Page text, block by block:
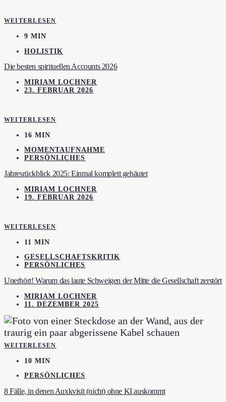
WEITERLESEN
9 MIN
HOLISTIK
Die besten spirituellen Accounts 2026
MIRIAM LOCHNER
23. FEBRUAR 2026
WEITERLESEN
16 MIN
MOMENTAUFNAHME
PERSÖNLICHES
Jahresrückblick 2025: Einmal komplett gehäutet
MIRIAM LOCHNER
19. FEBRUAR 2026
WEITERLESEN
11 MIN
GESELLSCHAFTSKRITIK
PERSÖNLICHES
Unerhört! Warum das laute Schweigen der Mitte die Gesellschaft zerstört
MIRIAM LOCHNER
11. DEZEMBER 2025
WEITERLESEN
10 MIN
PERSÖNLICHES
8 Fälle, in denen Auxkvisit (nicht) ohne KI auskommt